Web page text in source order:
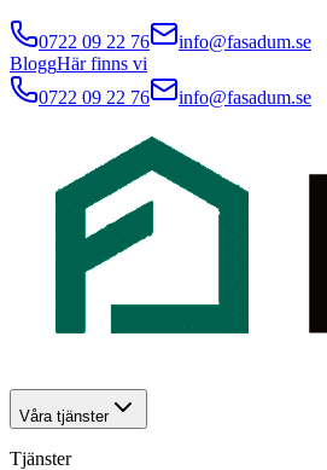
0722 09 22 76
info@fasadum.se
BloggHär finns vi
0722 09 22 76
info@fasadum.se
Våra tjänster
Tjänster